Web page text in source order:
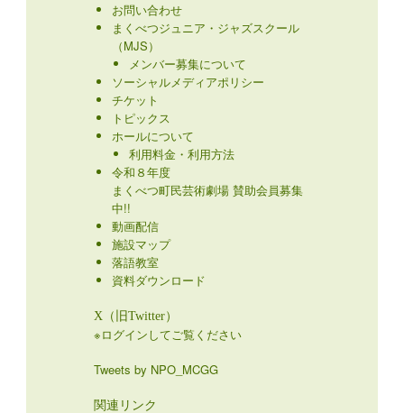
お問い合わせ
まくべつジュニア・ジャズスクール
（MJS）
メンバー募集について
ソーシャルメディアポリシー
チケット
トピックス
ホールについて
利用料金・利用方法
令和８年度
まくべつ町民芸術劇場 賛助会員募集
中!!
動画配信
施設マップ
落語教室
資料ダウンロード
X（旧Twitter）
※ログインしてご覧ください
Tweets by NPO_MCGG
関連リンク